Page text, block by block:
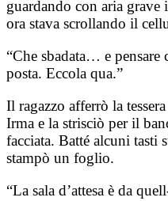
guardando con aria grave
ora stava scrollando il
“Che sbadata… e pensare
posta. Eccola qua.”
Il ragazzo afferrò la
Irma e la strisciò per il
facciata. Batté alcuni tasti
stampò un foglio.
“La sala d’attesa è da